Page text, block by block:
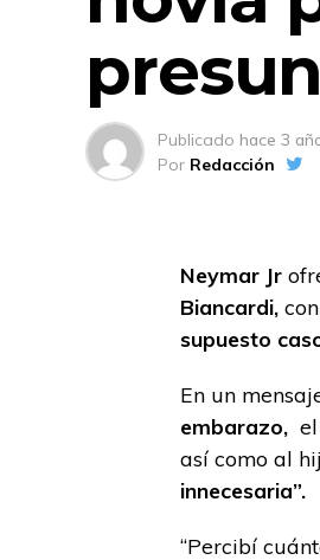
Publicado hace 3
Por Redacción
Neymar Jr
Biancardi,
supuesto
En un
embarazo,
así como al
innecesaria”.
“Percibí